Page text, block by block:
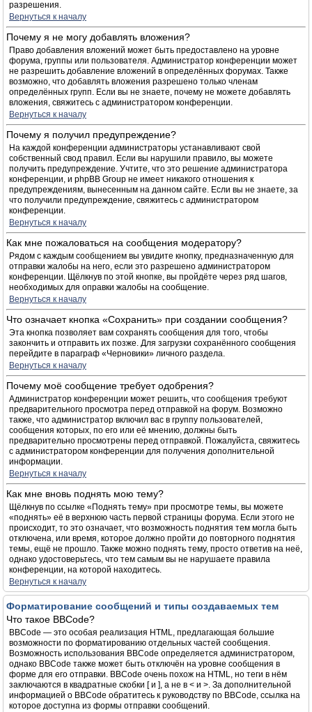
разрешения.
Вернуться к началу
Почему я не могу добавлять вложения?
Право добавления вложений может быть предоставлено на уровне
форума, группы или пользователя. Администратор конференции может
не разрешить добавление вложений в определённых форумах. Также
возможно, что добавлять вложения разрешено только членам
определённых групп. Если вы не знаете, почему не можете добавлять
вложения, свяжитесь с администратором конференции.
Вернуться к началу
Почему я получил предупреждение?
На каждой конференции администраторы устанавливают свой
собственный свод правил. Если вы нарушили правило, вы можете
получить предупреждение. Учтите, что это решение администратора
конференции, и phpBB Group не имеет никакого отношения к
предупреждениям, вынесенным на данном сайте. Если вы не знаете, за
что получили предупреждение, свяжитесь с администратором
конференции.
Вернуться к началу
Как мне пожаловаться на сообщения модератору?
Рядом с каждым сообщением вы увидите кнопку, предназначенную для
отправки жалобы на него, если это разрешено администратором
конференции. Щёлкнув по этой кнопке, вы пройдёте через ряд шагов,
необходимых для оправки жалобы на сообщение.
Вернуться к началу
Что означает кнопка «Сохранить» при создании сообщения?
Эта кнопка позволяет вам сохранять сообщения для того, чтобы
закончить и отправить их позже. Для загрузки сохранённого сообщения
перейдите в параграф «Черновики» личного раздела.
Вернуться к началу
Почему моё сообщение требует одобрения?
Администратор конференции может решить, что сообщения требуют
предварительного просмотра перед отправкой на форум. Возможно
также, что администратор включил вас в группу пользователей,
сообщения которых, по его или её мнению, должны быть
предварительно просмотрены перед отправкой. Пожалуйста, свяжитесь
с администратором конференции для получения дополнительной
информации.
Вернуться к началу
Как мне вновь поднять мою тему?
Щёлкнув по ссылке «Поднять тему» при просмотре темы, вы можете
«поднять» её в верхнюю часть первой страницы форума. Если этого не
происходит, то это означает, что возможность поднятия тем могла быть
отключена, или время, которое должно пройти до повторного поднятия
темы, ещё не прошло. Также можно поднять тему, просто ответив на неё,
однако удостоверьтесь, что тем самым вы не нарушаете правила
конференции, на которой находитесь.
Вернуться к началу
Форматирование сообщений и типы создаваемых тем
Что такое BBCode?
BBCode — это особая реализация HTML, предлагающая большие
возможности по форматированию отдельных частей сообщения.
Возможность использования BBCode определяется администратором,
однако BBCode также может быть отключён на уровне сообщения в
форме для его отправки. BBCode очень похож на HTML, но теги в нём
заключаются в квадратные скобки [ и ], а не в < и >. За дополнительной
информацией о BBCode обратитесь к руководству по BBCode, ссылка на
которое доступна из формы отправки сообщений.